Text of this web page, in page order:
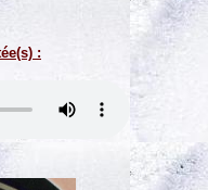
: